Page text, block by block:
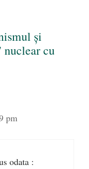
şi
nuclear cu
pm
odata :